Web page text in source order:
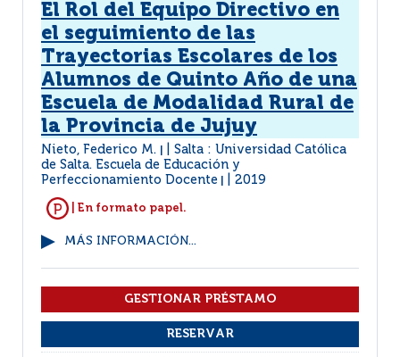
El Rol del Equipo Directivo en
el seguimiento de las
Trayectorias Escolares de los
Alumnos de Quinto Año de una
Escuela de Modalidad Rural de
la Provincia de Jujuy
Nieto, Federico M.
Salta : Universidad Católica
de Salta. Escuela de Educación y
Perfeccionamiento Docente
2019
| En formato papel.
MÁS INFORMACIÓN...